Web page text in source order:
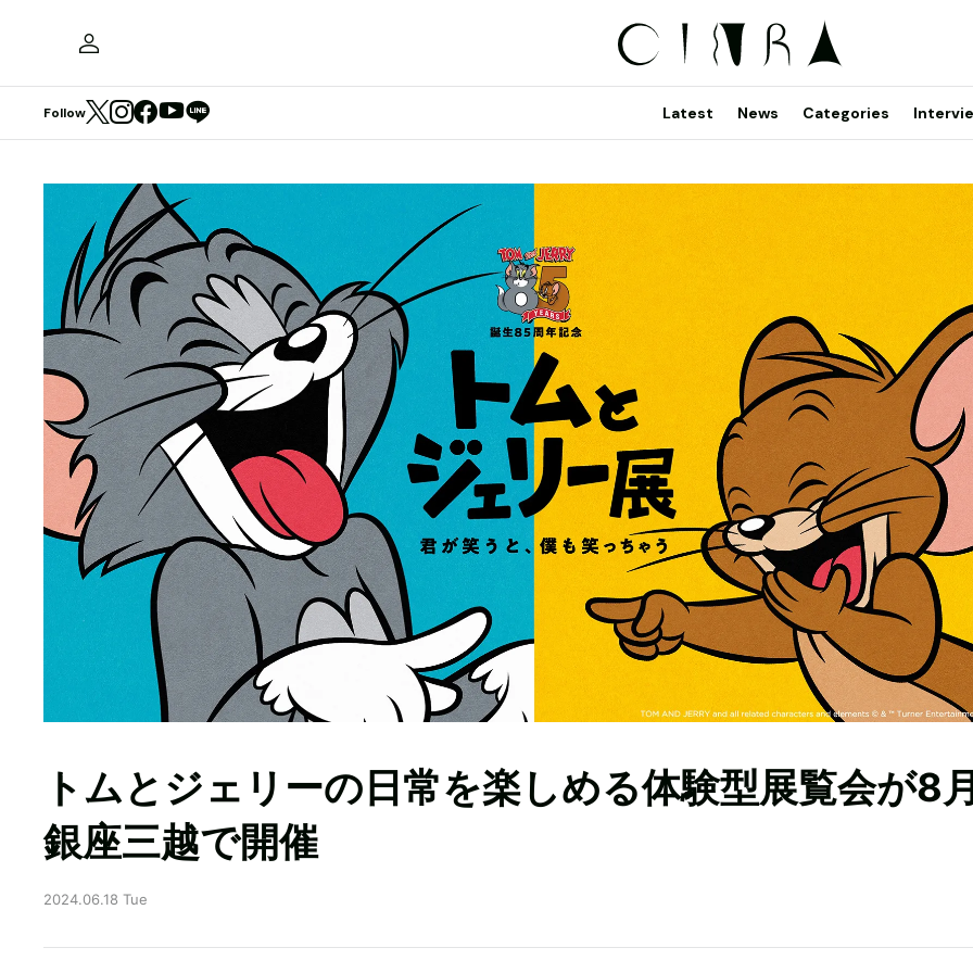
Follow Latest News Categories
トムとジェリーの日常を楽しめる体験型展覧会が8
銀座三越で開催
2024.06.18 Tue